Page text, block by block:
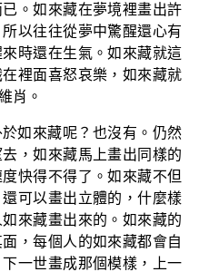
。如來藏在夢境裡畫出許
以往往從夢中驚醒還心有
時還在生氣。如來藏就這
裡面喜怒哀樂，如來藏就
肖。
如來藏呢？也沒有。仍然
，如來藏馬上畫出同樣的
快得不得了。如來藏不但
可以畫出立體的，什麼樣
來藏畫出來的。如來藏的
，每個人的如來藏都會自
一世畫成那個模樣，上一